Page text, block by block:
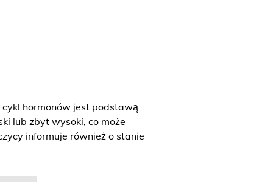
hormonów jest podstawą
lub zbyt wysoki, co może
informuje również o stanie